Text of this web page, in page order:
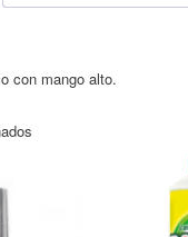
con mango alto.